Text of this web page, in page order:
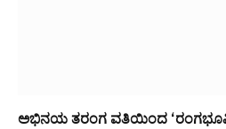
ಅಭಿನಯ ತರಂಗ ವತಿಯಿಂದ